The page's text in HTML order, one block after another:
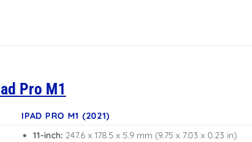
Pro M1
IPAD PRO M1 (2021)
11-inch: 247.6 x 178.5 x 5.9 mm (9.75 x 7.03 x 0.23 in)